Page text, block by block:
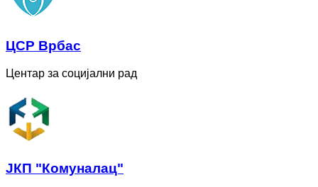
ЦСР Врбас
Центар за социјални рад
ЈКП "Комуналац"